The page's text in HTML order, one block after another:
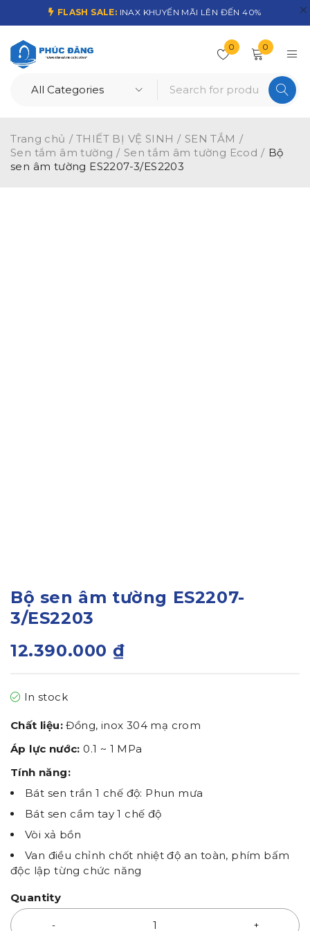
FLASH SALE: INAX KHUYẾN MÃI LÊN ĐẾN 40%
0 0
Trang chủ / THIẾT BỊ VỆ SINH / SEN TẮM /
Sen tắm âm tường / Sen tắm âm tường Ecod / Bộ
sen âm tường ES2207-3/ES2203
Bộ sen âm tường ES2207-
3/ES2203
12.390.000 ₫
In stock
Chất liệu:Đồng, inox 304 mạ crom
Áp lực nước: 0.1 ~ 1 MPa
Tính năng:
Bát sen trần 1 chế độ: Phun mưa
Bát sen cầm tay 1 chế độ
Vòi xả bồn
Van điều chỉnh chốt nhiệt độ an toàn, phím bấm
độc lập từng chức năng
Quantity